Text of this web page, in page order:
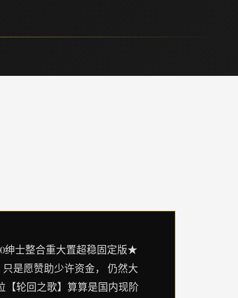
绅士整合重大置超稳固定版★
是愿赞助少许资金， 仍然大
【轮回之歌】算算是国内现阶